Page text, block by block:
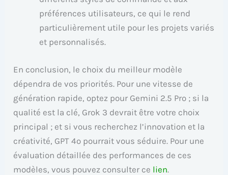
préférences utilisateurs, ce qui le rend
particulièrement utile pour les projets variés
et personnalisés.
En conclusion, le choix du meilleur modèle
dépendra de vos priorités. Pour une vitesse de
génération rapide, optez pour Gemini 2.5 Pro ; si la
qualité est la clé, Grok 3 devrait être votre choix
principal ; et si vous recherchez l’innovation et la
créativité, GPT 4o pourrait vous séduire. Pour une
évaluation détaillée des performances de ces
modèles, vous pouvez consulter ce lien.